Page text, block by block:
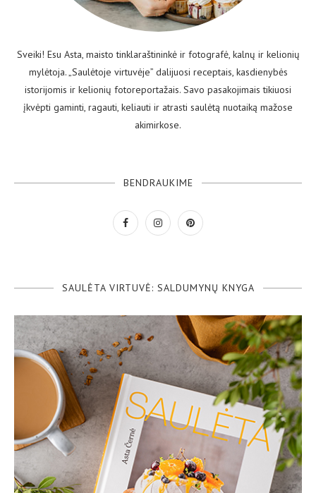
Sveiki! Esu Asta, maisto tinklaraštininkė ir fotografė, kalnų ir kelionių
mylėtoja. „Saulėtoje virtuvėje” dalijuosi receptais, kasdienybės
istorijomis ir kelionių fotoreportažais. Savo pasakojimais tikiuosi
įkvėpti gaminti, ragauti, keliauti ir atrasti saulėtą nuotaiką mažose
akimirkose.
BENDRAUKIME
SAULĖTA VIRTUVĖ: SALDUMYNŲ KNYGA